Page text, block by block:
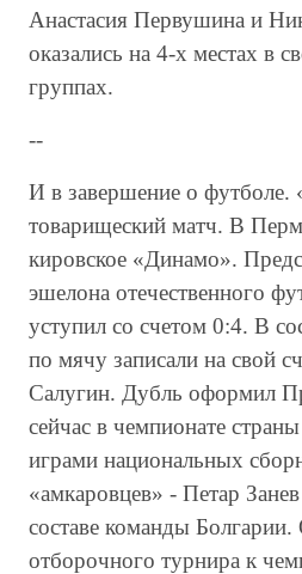
Анастасия Первушина и
оказались на 4-х местах в
группах.
--
И в завершение о футболе.
товарищеский матч. В
кировское «Динамо».
эшелона отечественного
уступил со счетом 0:4. В
по мячу записали на свой
Салугин. Дубль оформил
сейчас в чемпионате
играми национальных
«амкаровцев» - Петар
составе команды
отборочного турнира к